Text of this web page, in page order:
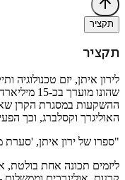
תקציר
תקציר
לירון איתן, יזם
שהונו מוערך בכ-15 מיליארד דולר.
האוליגרך וקסלברג, וכך
"ספרו של ירון איתן, 'סערת
ליזמים תכונה אחת בולטת,